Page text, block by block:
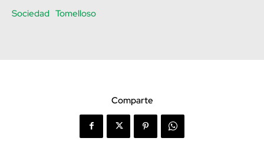
Sociedad Tomelloso
Comparte